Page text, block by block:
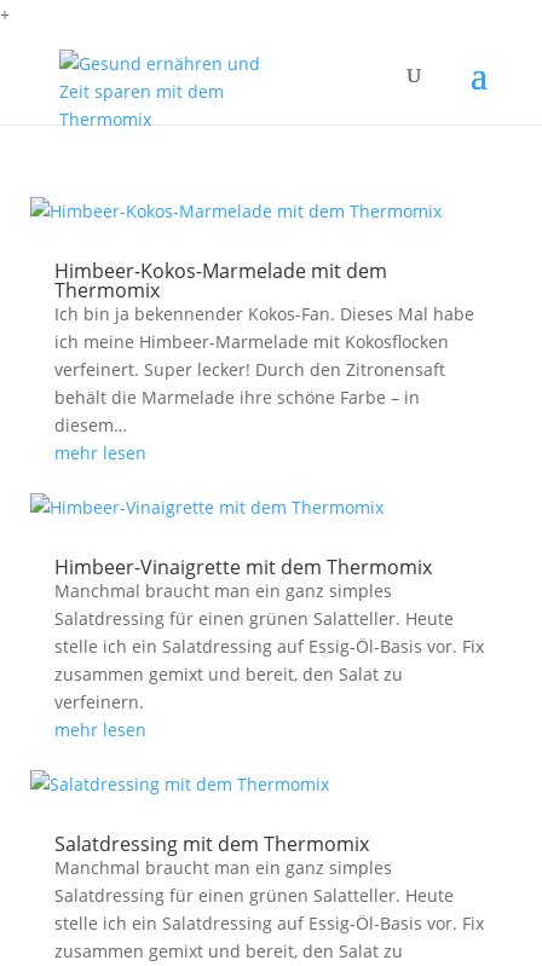
+
Himbeer-Kokos-Marmelade mit dem
Thermomix
Ich bin ja bekennender Kokos-Fan. Dieses Mal habe
ich meine Himbeer-Marmelade mit Kokosflocken
verfeinert. Super lecker! Durch den Zitronensaft
behält die Marmelade ihre schöne Farbe – in
diesem…
mehr lesen
Himbeer-Vinaigrette mit dem Thermomix
Manchmal braucht man ein ganz simples
Salatdressing für einen grünen Salatteller. Heute
stelle ich ein Salatdressing auf Essig-Öl-Basis vor. Fix
zusammen gemixt und bereit, den Salat zu
verfeinern.
mehr lesen
Salatdressing mit dem Thermomix
Manchmal braucht man ein ganz simples
Salatdressing für einen grünen Salatteller. Heute
stelle ich ein Salatdressing auf Essig-Öl-Basis vor. Fix
zusammen gemixt und bereit, den Salat zu